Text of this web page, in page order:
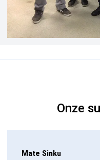
Onze
Mate Sinku